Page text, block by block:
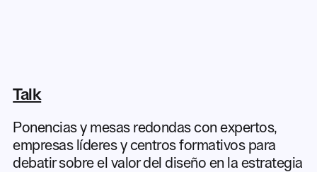
Talk
Ponencias y mesas redondas con expertos,
empresas líderes y centros formativos para
debatir sobre el valor del diseño en la estrategia